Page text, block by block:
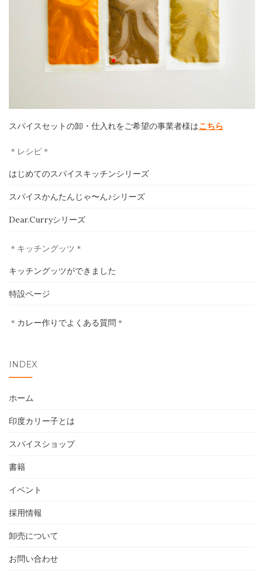
スパイスショップ
イベント
スパイスセットの卸・仕入れをご希望の事業者様はこちら
＊レシピ＊
はじめてのスパイスキッチンシリーズ
スパイスかんたんじゃ〜ん♪シリーズ
Dear.Curryシリーズ
＊キッチングッツ＊
キッチングッツができました
特設ページ
＊ カレー作りでよくある質問 ＊
INDEX
ホーム
印度カリー子とは
スパイスショップ
書籍
イベント
採用情報
卸売について
お問い合わせ